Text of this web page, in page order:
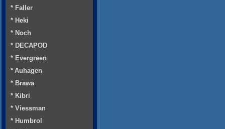
* Faller
* Heki
* Noch
* DECAPOD
* Evergreen
* Auhagen
* Brawa
* Kibri
* Viessman
* Humbrol